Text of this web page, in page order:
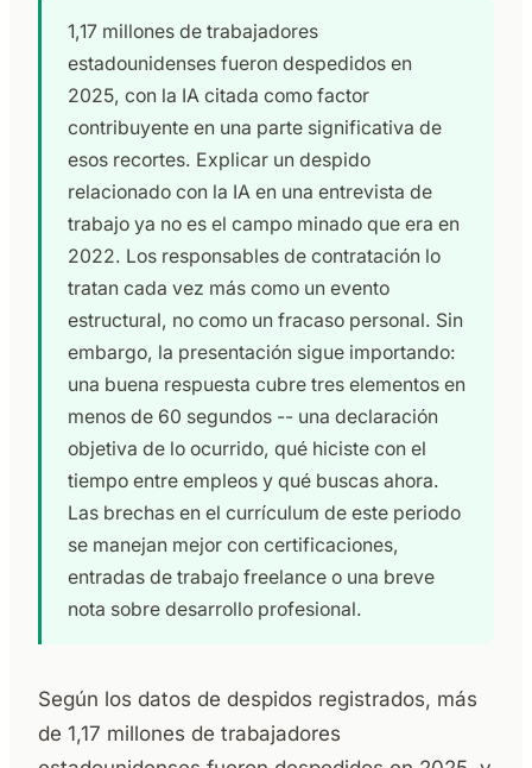
1,17 millones de trabajadores
estadounidenses fueron despedidos en
2025, con la IA citada como factor
contribuyente en una parte significativa de
esos recortes. Explicar un despido
relacionado con la IA en una entrevista de
trabajo ya no es el campo minado que era en
2022. Los responsables de contratación lo
tratan cada vez más como un evento
estructural, no como un fracaso personal. Sin
embargo, la presentación sigue importando:
una buena respuesta cubre tres elementos en
menos de 60 segundos -- una declaración
objetiva de lo ocurrido, qué hiciste con el
tiempo entre empleos y qué buscas ahora.
Las brechas en el currículum de este periodo
se manejan mejor con certificaciones,
entradas de trabajo freelance o una breve
nota sobre desarrollo profesional.
Según los datos de despidos registrados, más
de 1,17 millones de trabajadores